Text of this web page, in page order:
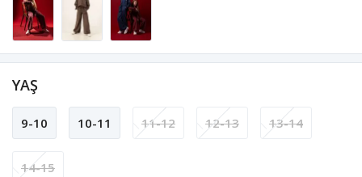
YAŞ
9-10 10-11 11-12 12-13 13-14
14-15